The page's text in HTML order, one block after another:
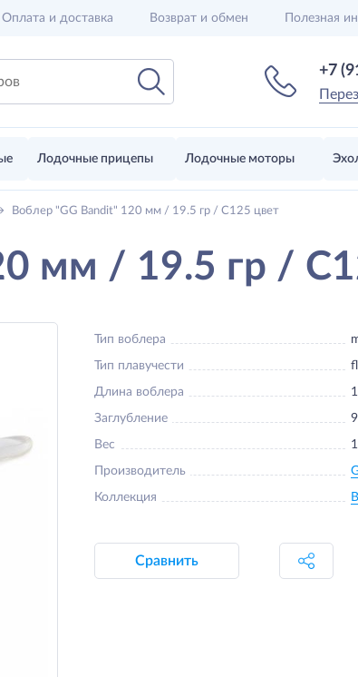
Оплата и доставка Возврат и обмен Полезная
+7
Лодочные прицепы Лодочные моторы
Воблер "GG Bandit" 120 мм / 19.5 гр / C125 цвет
мм / 19.5 гр /
Тип воблера
Тип плавучести
Длина воблера
Заглубление
Вес
Производитель
Коллекция
Сравнить